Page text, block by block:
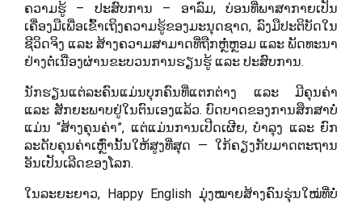
ຄວາມຮູ້ – ປະສົບການ – ອາລົມ, ບ່ອນທີ່ພາສາກາຍເປັນ
ເຄື່ອງມືເພື່ອເຂົ້າເຖິງຄວາມຮູ້ຂອງມະນຸດຊາດ, ລົງມືປະຕິບັດໃນ
ຊີວິດຈິງ ແລະ ສ້າງຄວາມສາມາດທີ່ຖືກຫຼໍ່ຫຼອມ ແລະ ພັດທະນາ
ຢ່າງຕໍ່ເນື່ອງຜ່ານຂະບວນການຮຽນຮູ້ ແລະ ປະສົບການ.
ນັກຮຽນແຕ່ລະຄົນແມ່ນບຸກຄົນທີ່ແຕກຕ່າງ ແລະ ມີຄຸນຄ່າ
ແລະ ສັກຍະພາບຢູ່ໃນຕົນເອງແລ້ວ. ບົດບາດຂອງການສຶກສາບໍ່
ແມ່ນ “ສ້າງຄຸນຄ່າ”, ແຕ່ແມ່ນການເປີດເຜີຍ, ບຳລຸງ ແລະ ຍົກ
ລະດັບຄຸນຄ່າເຫຼົ່ານັ້ນໃຫ້ສູງທີ່ສຸດ — ໃກ້ຄຽງກັບມາດຕະຖານ
ອັນເປັນເລີດຂອງໂລກ.
ໃນລະຍະຍາວ, Happy English ມຸ່ງໝາຍສ້າງຄົນຮຸ່ນໃໝ່ທີ່ບໍ່